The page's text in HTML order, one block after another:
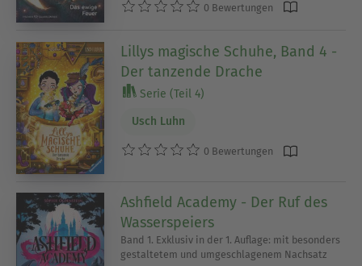
0 Bewertungen
Lillys magische Schuhe, Band 4 -
Der tanzende Drache
Serie (Teil 4)
Usch Luhn
0 Bewertungen
Ashfield Academy - Der Ruf des
Wasserspeiers
Band 1. Exklusiv in der 1. Auflage: mit besonders
gestaltetem und umgeschlagenem Nachsatz